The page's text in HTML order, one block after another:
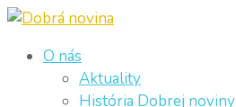
O nás
Aktuality
História Dobrej noviny